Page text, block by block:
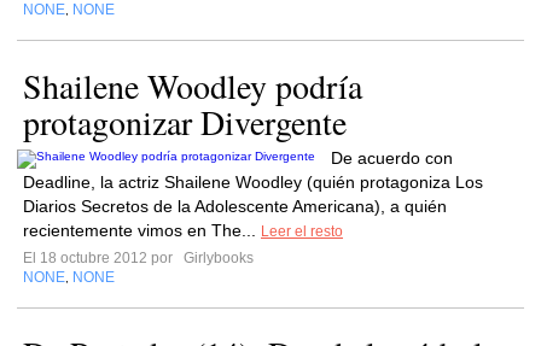
NONE NONE
Shailene Woodley podría
protagonizar Divergente
De acuerdo con
Deadline, la actriz Shailene Woodley (quién protagoniza Los
Diarios Secretos de la Adolescente Americana), a quién
recientemente vimos en The...
Leer el resto
El 18 octubre 2012 por
Girlybooks
NONE NONE